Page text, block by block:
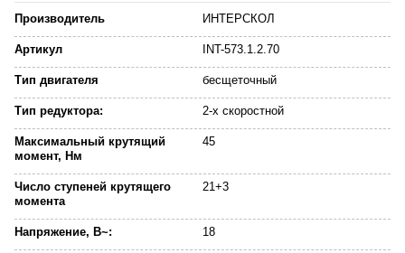
Производитель ИНТЕРСКОЛ
Артикул INT-573.1.2.70
Тип двигателя бесщеточный
Тип редуктора: 2-х скоростной
Максимальный крутящий
момент, Нм
45
Число ступеней крутящего
момента
21+3
Напряжение, В~: 18